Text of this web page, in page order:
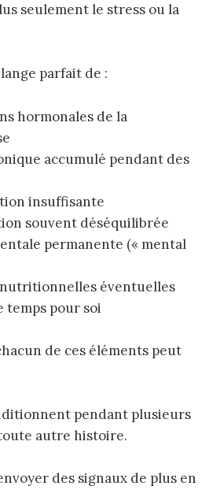
seulement le stress ou la
parfait de :
hormonales de la
accumulé pendant des
insuffisante
souvent déséquilibrée
permanente (« mental
éventuelles
temps pour soi
de ces éléments peut
pendant plusieurs
autre histoire.
des signaux de plus en